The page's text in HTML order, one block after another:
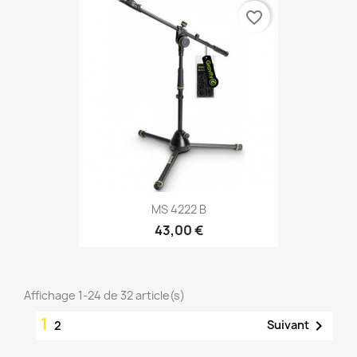
MS 4222 B
43,00 €
favorite_border
Affichage 1-24 de 32 article(s)
1 2 Suivant 